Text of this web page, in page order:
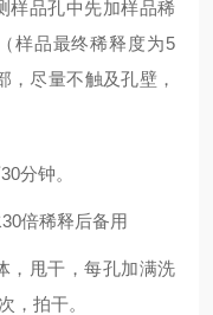
样品孔中先加样品稀
样品最终稀释度为5
，尽量不触及孔壁，
分钟。
倍稀释后备用
，甩干，每孔加满洗
，拍干。